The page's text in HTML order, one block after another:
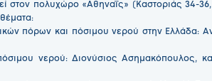
στον πολυχώρο «Αθηναΐς» (Καστοριάς 34-36,
πόρων και πόσιμου νερού στην Ελλάδα:
νερού: Διονύσιος Ασημακόπουλος,